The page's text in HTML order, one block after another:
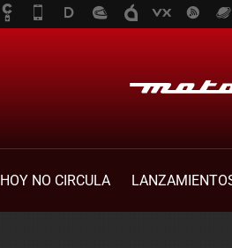
HOY NO CIRCULA